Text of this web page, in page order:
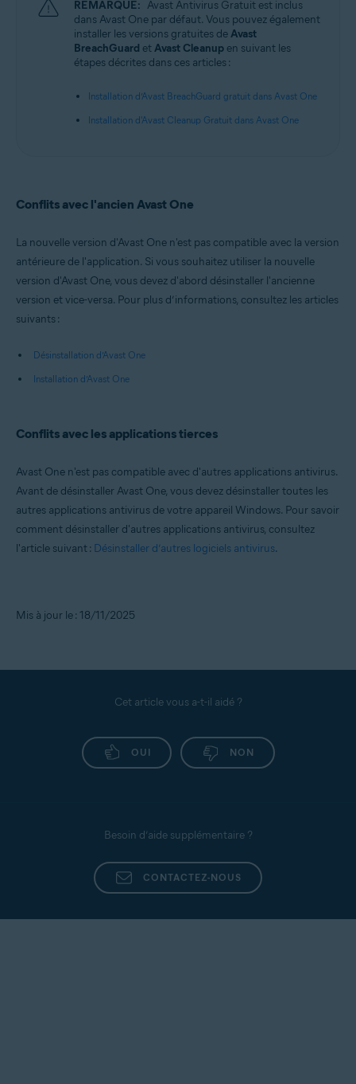
REMARQUE: Avast Antivirus Gratuit est inclus
dans Avast One par défaut. Vous pouvez également
installer les versions gratuites deAvast
BreachGuard etAvast Cleanup en suivant les
étapes décrites dans ces articles :
Installation d’Avast BreachGuard gratuit dans Avast One
Installation d'Avast Cleanup Gratuit dans Avast One
Conflits avec l'ancien Avast One
La nouvelle version d'Avast One n'est pas compatible avec la version
antérieure de l'application. Si vous souhaitez utiliser la nouvelle
version d'Avast One, vous devez d'abord désinstaller l'ancienne
version et vice-versa. Pour plus d’informations, consultez les articles
suivants :
Désinstallation d’Avast One
Installation d’Avast One
Conflits avec les applications tierces
Avast One n'est pas compatible avec d'autres applications antivirus.
Avant de désinstaller Avast One, vous devez désinstaller toutes les
autres applications antivirus de votre appareil Windows. Pour savoir
comment désinstaller d'autres applications antivirus, consultez
l'article suivant : Désinstaller d’autres logiciels antivirus.
Mis à jour le : 18/11/2025
Cet article vous a-t-il aidé ?
OUI NON
Besoin d’aide supplémentaire ?
CONTACTEZ-NOUS